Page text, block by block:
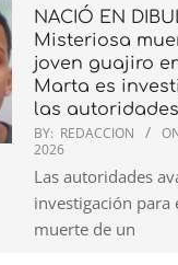
NACIÓ EN
Misteriosa
joven guajiro
Marta es
las autoridades
BY: REDACCION
2026
Las autoridades
investigación para
muerte de un